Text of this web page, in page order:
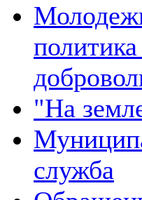
"На
служба